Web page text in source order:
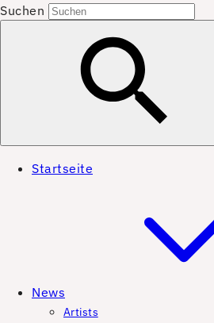
Suchen
Startseite
News
Artists